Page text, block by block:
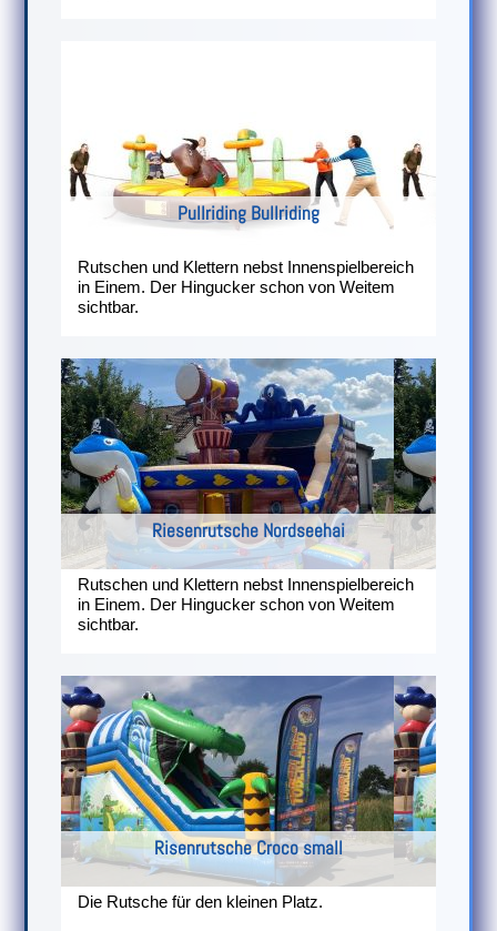
Pullriding Bullriding
Rutschen und Klettern nebst Innenspielbereich
in Einem. Der Hingucker schon von Weitem
sichtbar.
Riesenrutsche Nordseehai
Rutschen und Klettern nebst Innenspielbereich
in Einem. Der Hingucker schon von Weitem
sichtbar.
Risenrutsche Croco small
Die Rutsche für den kleinen Platz.